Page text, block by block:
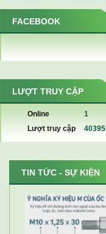
FACEBOOK
LƯỢT TRUY CẬP
Online
1
Lượt truy cập
TIN TỨC - SỰ KIỆN